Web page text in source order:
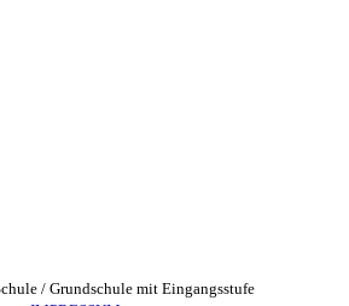
/ Grundschule mit Eingangsstufe